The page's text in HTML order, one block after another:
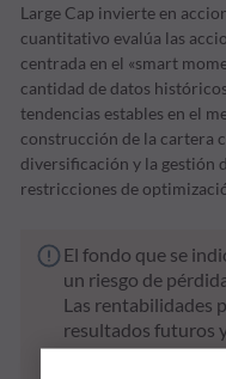
Large Cap invierte en
cuantitativo evalúa las
centrada en el «smart
cantidad de datos
tendencias estables en el
construcción de la cartera
diversificación y la gestión
restricciones de
El fondo que se
un riesgo de
Las rentabilidades
resultados futuros
tiempo